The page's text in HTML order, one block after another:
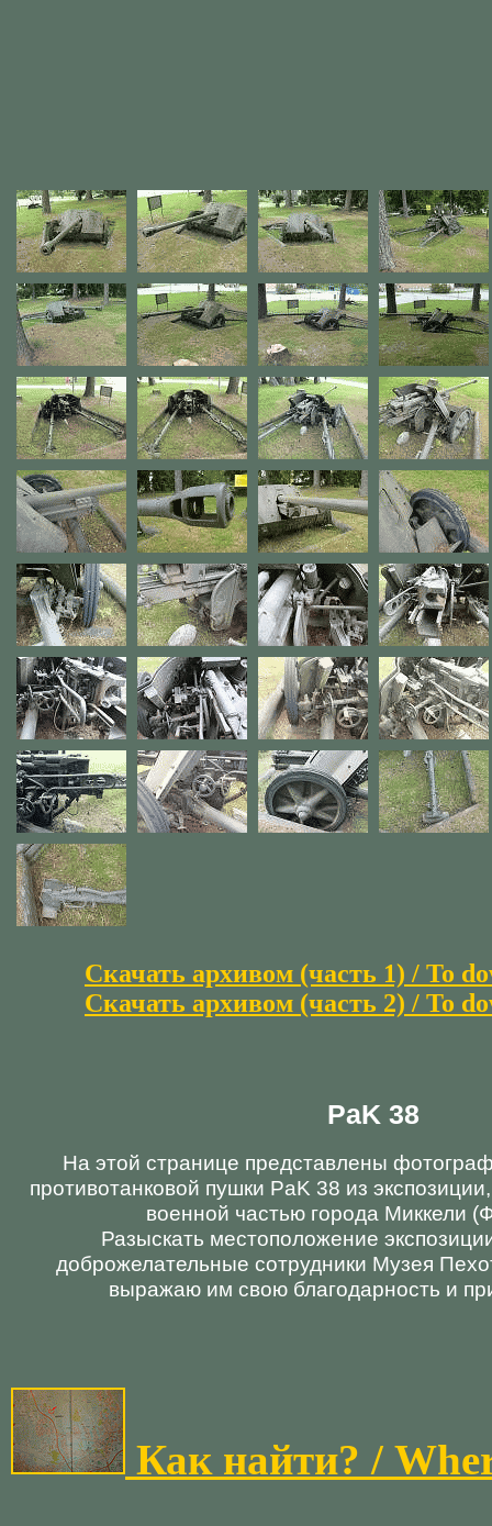
Скачать архивом (часть 1) / To
Скачать архивом (часть 2) / To
PaK 38
На этой странице представлены
противотанковой пушки PaK 38 из
военной частью города Миккели
Разыскать местоположение
доброжелательные сотрудники Музея
выражаю им свою благодарность и
Как найти? /